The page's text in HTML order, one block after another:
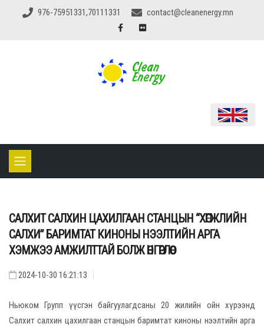
976-75951331,70111331 contact@cleanenergy.mn
САЛХИТ САЛХИН ЦАХИЛГААН СТАНЦЫН “ХӨГЖЛИЙН
САЛХИ” БАРИМТАТ КИНОНЫ НЭЭЛТИЙН АРГА
ХЭМЖЭЭ АМЖИЛТТАЙ БОЛЖ ӨНГӨРЛӨӨ
2024-10-30 16:21:13
Ньюком Групп үүсгэн байгуулагдсаны 20 жилийн ойн хүрээнд
Салхит салхин цахилгаан станцын баримтат киноны нээлтийн арга